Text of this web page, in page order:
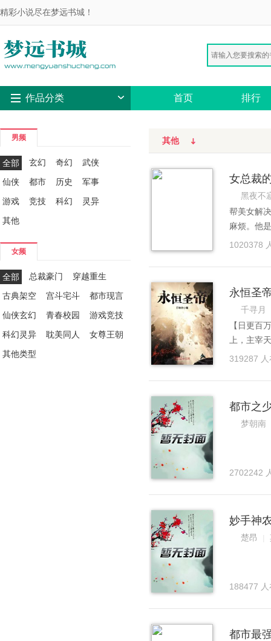
精彩小说尽在梦远书城！
作品分类 首页 排行
男频
全部 玄幻 奇幻
武侠
仙侠
都市 历史
军事
游戏
竞技 科幻
灵异
其他
女频
全部 总裁豪门
穿越重生
古典架空
宫斗宅斗
都市现言
仙侠玄幻
青春校园
游戏竞技
科幻灵异
耽美同人
女尊王朝
其他类型
其他
女总裁
黑夜不
帮美女解
麻烦。他
龙”老大。
1020378
永恒圣
千寻月
【日更百
上，主宰
莫不俯首
怕的大劫
天之路！
319287 人
都市之
梦朝南
2702242
妙手神
楚昂
188477 人
都市最